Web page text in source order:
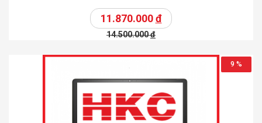
11.870.000đ
14.500.000đ
9 %